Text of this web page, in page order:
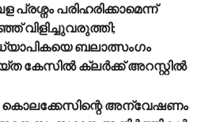
പ്രശ്നം പരിഹരിക്കാമെന്ന്
വിളിച്ചുവരുത്തി;
ബലാത്സംഗം
കേസിൽ ക്ലർക്ക് അറസ്റ്റിൽ
കൊലക്കേസിന്റെ അന്വേഷണം